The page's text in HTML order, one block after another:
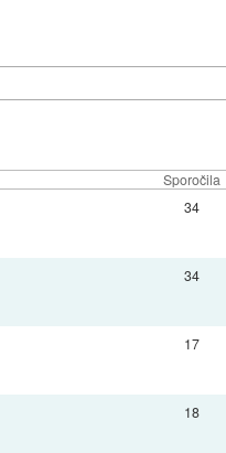
Sporočila
34
34
17
18